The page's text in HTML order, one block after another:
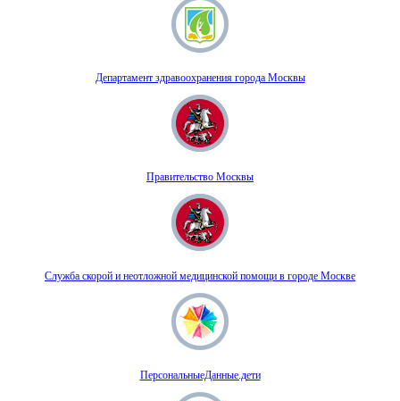
Департамент здравоохранения города Москвы
Правительство Москвы
Служба скорой и неотложной медицинской помощи в городе Москве
ПерсональныеДанные.дети